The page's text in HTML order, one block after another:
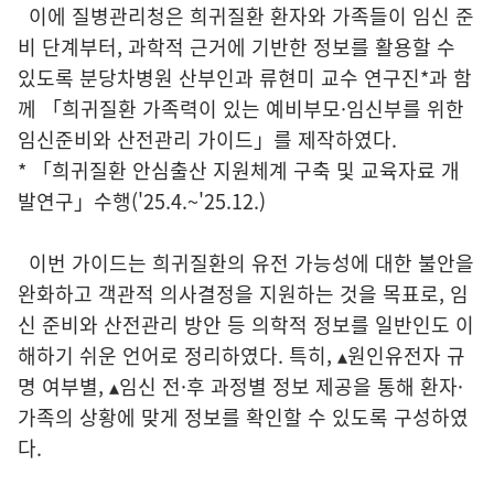
이에 질병관리청은 희귀질환 환자와 가족들이 임신 준
비 단계부터, 과학적 근거에 기반한 정보를 활용할 수
있도록 분당차병원 산부인과 류현미 교수 연구진*과 함
께 「희귀질환 가족력이 있는 예비부모·임신부를 위한
임신준비와 산전관리 가이드」를 제작하였다.
* 「희귀질환 안심출산 지원체계 구축 및 교육자료 개
발연구」수행('25.4.~'25.12.)
이번 가이드는 희귀질환의 유전 가능성에 대한 불안을
완화하고 객관적 의사결정을 지원하는 것을 목표로, 임
신 준비와 산전관리 방안 등 의학적 정보를 일반인도 이
해하기 쉬운 언어로 정리하였다. 특히, ▴원인유전자 규
명 여부별, ▴임신 전·후 과정별 정보 제공을 통해 환자·
가족의 상황에 맞게 정보를 확인할 수 있도록 구성하였
다.